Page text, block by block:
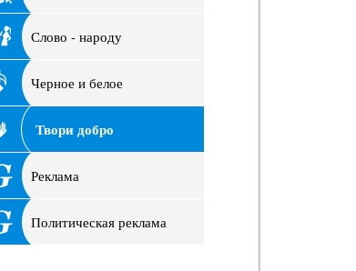
Слово - народу
Черное и белое
Твори добро
Реклама
Политическая реклама